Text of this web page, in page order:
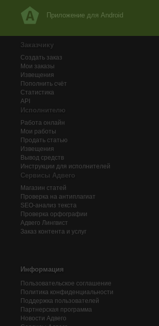
Приложение для Android
Заказчику
Создать заказ
Мои заказы
Извещения
Пополнить счёт
Статистика
API
Исполнителю
Работа онлайн
Мои работы
Продать статью
Извещения
Вывод средств
Инструкции для исполнителей
Сервисы Адвего
Магазин статей
Проверка на антиплагиат
SEO-анализ текста
Проверка орфографии
Адвего Лингвист
Заказ контента и услуг
Информация
Пользовательское соглашение
Политика конфиденциальности
Поддержка пользователей
Партнерская программа
Новости Адвего